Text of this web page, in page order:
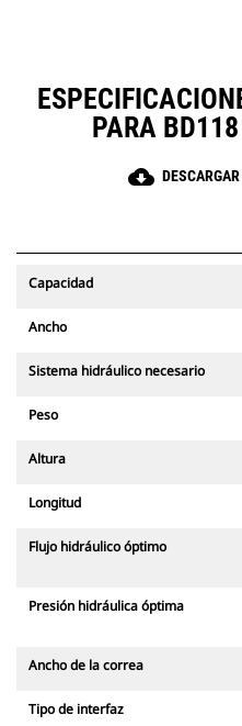
PARA
cloud_download DESCARGAR
Capacidad
Ancho
Sistema hidráulico necesario
Peso
Altura
Longitud
Flujo hidráulico óptimo
Presión hidráulica óptima
Ancho de la correa
Tipo de interfaz